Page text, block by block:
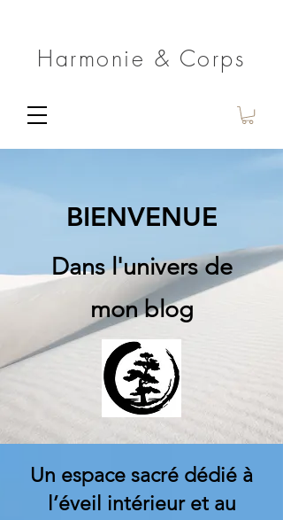
Harmonie & Corps
BIENVENUE
Dans l'univers de
mon blog
Un espace sacré dédié à
l’éveil intérieur et au